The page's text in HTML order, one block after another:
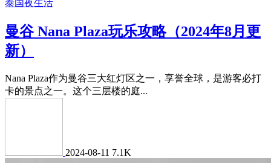
泰国夜生活
曼谷 Nana Plaza玩乐攻略（2024年8月更
新）
Nana Plaza作为曼谷三大红灯区之一，享誉全球，是游客必打
卡的景点之一。这个三层楼的庭...
2024-08-11 7.1K